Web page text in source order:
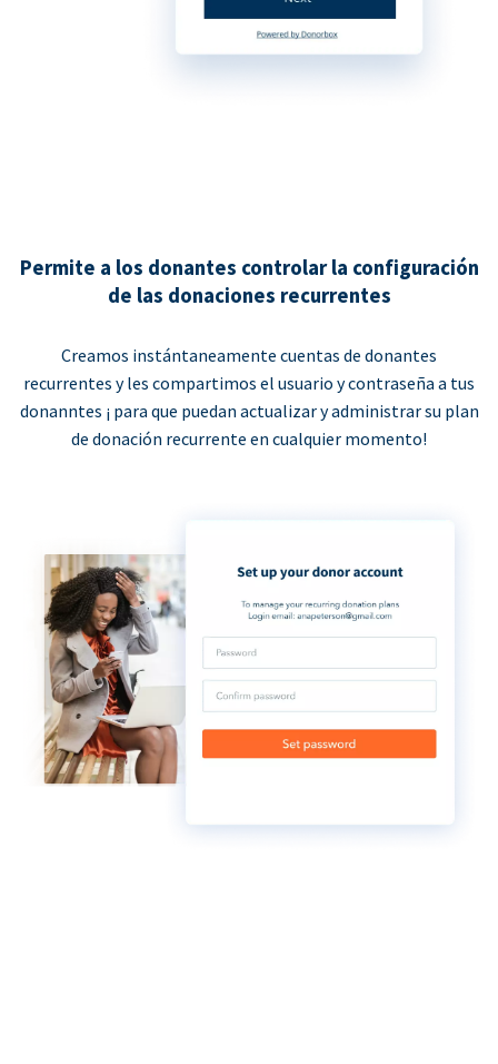
Permite a los donantes controlar la configuración
de las donaciones recurrentes
Creamos instántaneamente cuentas de donantes
recurrentes y les compartimos el usuario y contraseña a tus
donanntes ¡ para que puedan actualizar y administrar su plan
de donación recurrente en cualquier momento!